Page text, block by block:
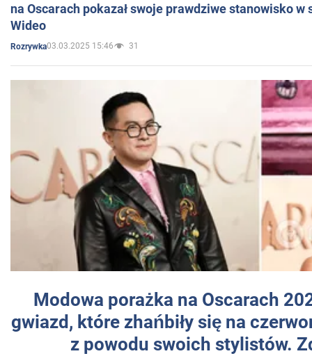
na Oscarach pokazał swoje prawdziwe stanowisko w
Wideo
Rozrywka03.03.2025 15:46 31
Modowa porażka na Oscarach
gwiazd, które zhańbiły się na
z powodu swoich stylistów.